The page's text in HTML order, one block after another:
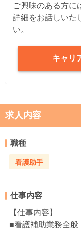
ご興味のある方に
詳細をお話しいた
い。
キャリ
求人内容
職種
看護助手
仕事内容
【仕事内容】
■看護補助業務全般